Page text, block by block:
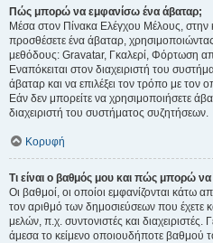
Πώς μπορώ να εμφανίσω ένα άβαταρ;
Μέσα στον Πίνακα Ελέγχου Μέλους, στην
προσθέσετε ένα άβαταρ,
μεθόδους: Gravatar, Γκαλερί, Φόρτωση
Εναπόκειται στον διαχειριστή του
άβαταρ και να επιλέξει τον τρόπο με τον
Εάν δεν μπορείτε να χρησιμοποιήσετε
διαχειριστή του συστήματος συζητήσεων.
Κορυφή
Τι είναι ο βαθμός μου και πώς μπορώ
Οι βαθμοί, οι οποίοι εμφανίζονται κάτω
τον αριθμό των δημοσιεύσεων που έχετε
μελών, π.χ. συντονιστές και διαχειριστές.
άμεσα το κείμενο οποιουδήποτε βαθμού